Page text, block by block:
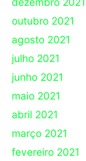
outubro 2021
agosto 2021
julho 2021
junho 2021
maio 2021
abril 2021
março 2021
fevereiro 2021